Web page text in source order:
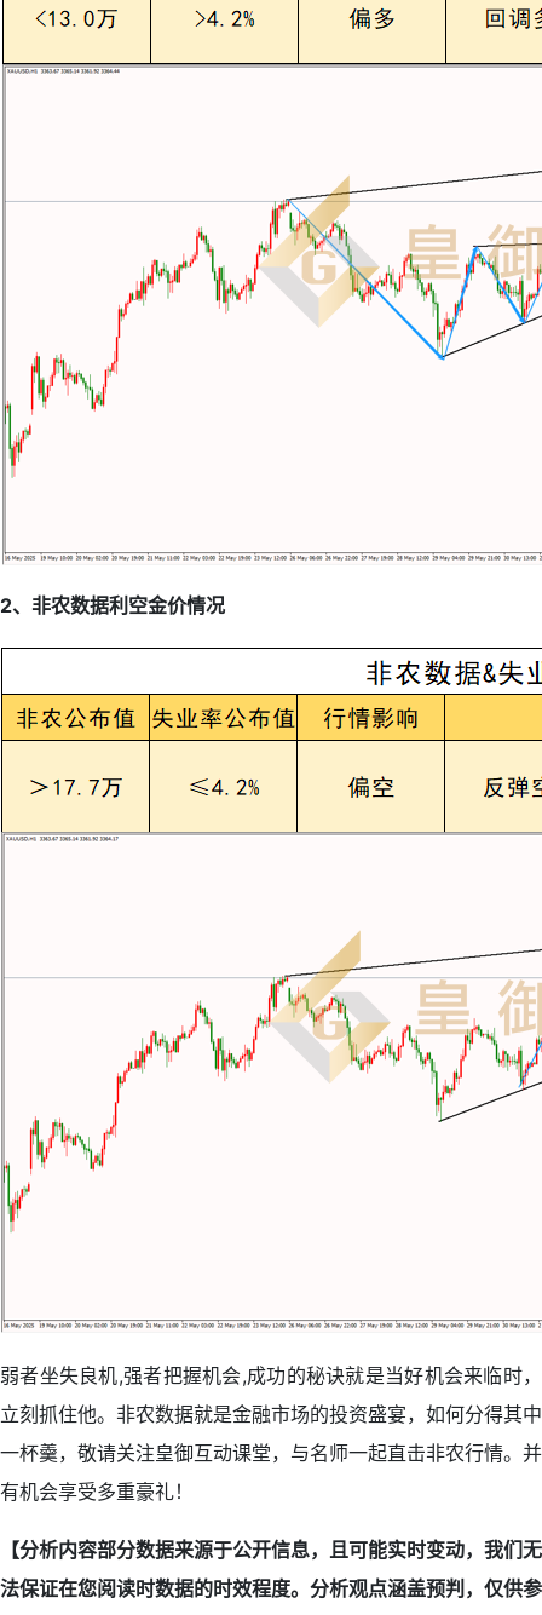
2、非农数据利空金价情况
弱者坐失良机,强者把握机会,成功的秘诀就是当好机会来临时，
立刻抓住他。非农数据就是金融市场的投资盛宴，如何分得其中
一杯羹，敬请关注皇御互动课堂，与名师一起直击非农行情。并
有机会享受多重豪礼！
【分析内容部分数据来源于公开信息，且可能实时变动，我们无
法保证在您阅读时数据的时效程度。分析观点涵盖预判，仅供参